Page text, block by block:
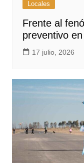
Locales
Frente al
preventivo
17 julio, 2026